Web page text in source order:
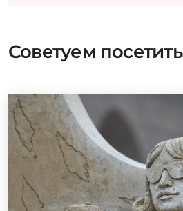
Советуем посетить